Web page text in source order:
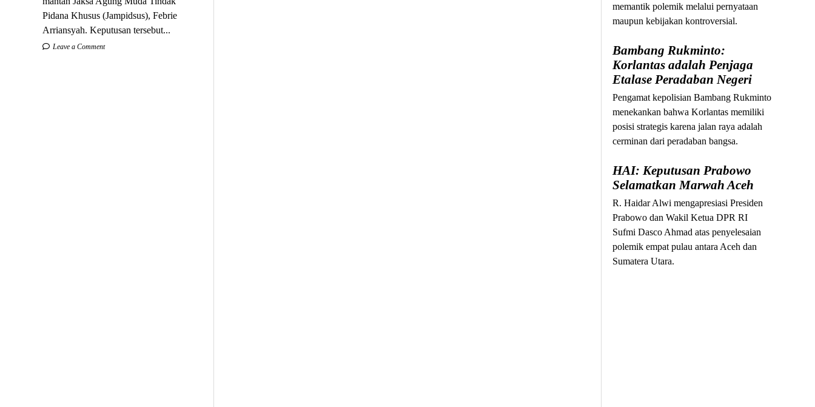
Pidana Khusus (Jampidsus), Febrie
Arriansyah. Keputusan tersebut...
Leave a Comment
memantik polemik melalui pernyataan
maupun kebijakan kontroversial.
Bambang Rukminto:
Korlantas adalah Penjaga
Etalase Peradaban Negeri
Pengamat kepolisian Bambang Rukminto
menekankan bahwa Korlantas memiliki
posisi strategis karena jalan raya adalah
cerminan dari peradaban bangsa.
HAI: Keputusan Prabowo
Selamatkan Marwah Aceh
R. Haidar Alwi mengapresiasi Presiden
Prabowo dan Wakil Ketua DPR RI
Sufmi Dasco Ahmad atas penyelesaian
polemik empat pulau antara Aceh dan
Sumatera Utara.